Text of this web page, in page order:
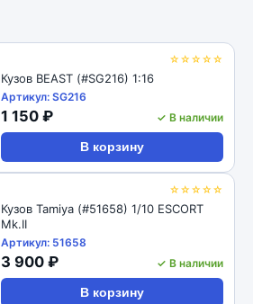
☆☆☆☆☆
Кузов BEAST (#SG216) 1:16
Артикул: SG216
1 150 ₽ ✓ В наличии
В корзину
☆☆☆☆☆
Кузов Tamiya (#51658) 1/10 ESCORT
Mk.II
Артикул: 51658
3 900 ₽ ✓ В наличии
В корзину